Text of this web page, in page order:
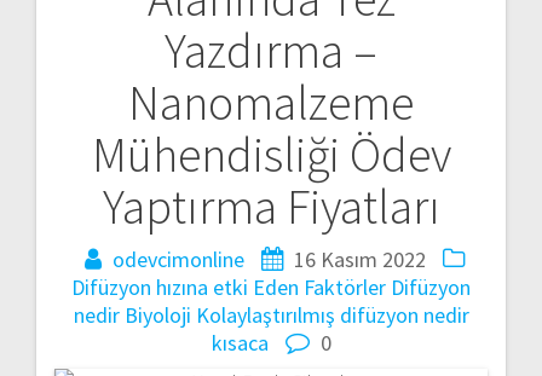
Yazdırma –
Nanomalzeme
Mühendisliği Ödev
Yaptırma Fiyatları
odevcimonline
16 Kasım 2022
Difüzyon hızına etki Eden Faktörler Difüzyon
nedir Biyoloji Kolaylaştırılmış difüzyon nedir
kısaca
0